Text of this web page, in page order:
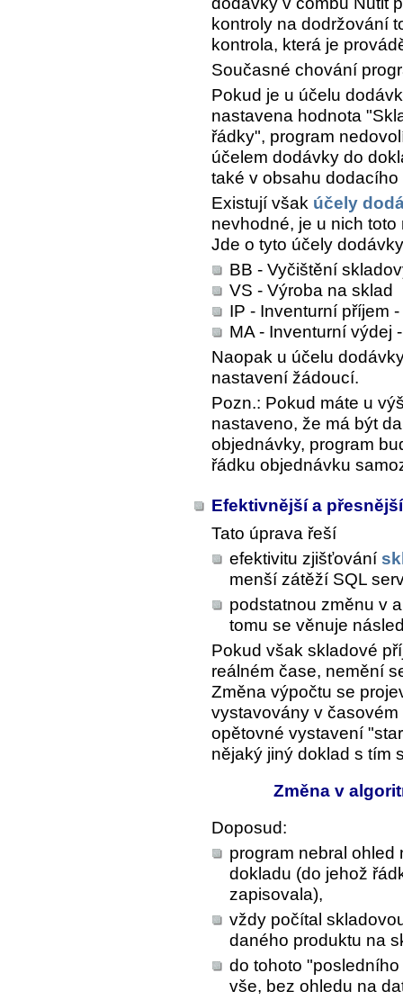
kontroly na dodržování
kontrola, která je
Současné chování
Pokud je u účelu
nastavena hodnota
řádky", program
účelem dodávky do
také v obsahu
Existují však účely
nevhodné, je u nich
Jde o tyto účely
BB - Vyčištění
VS - Výroba na sklad
IP - Inventurní příjem
MA - Inventurní výdej
Naopak u účelu
nastavení žádoucí.
Pozn.: Pokud máte u
nastaveno, že má být
objednávky, program
řádku objednávku
Efektivnější a
Tato úprava řeší
efektivitu zjišťování
menší zátěží SQL
podstatnou změnu v
tomu se věnuje
Pokud však skladové
reálném čase, nemění
Změna výpočtu se
vystavovány v
opětovné vystavení
nějaký jiný doklad s tím
Změna v
Doposud:
program nebral ohled
dokladu (do jehož
zapisovala),
vždy počítal
daného produktu na
do tohoto
vše, bez ohledu na